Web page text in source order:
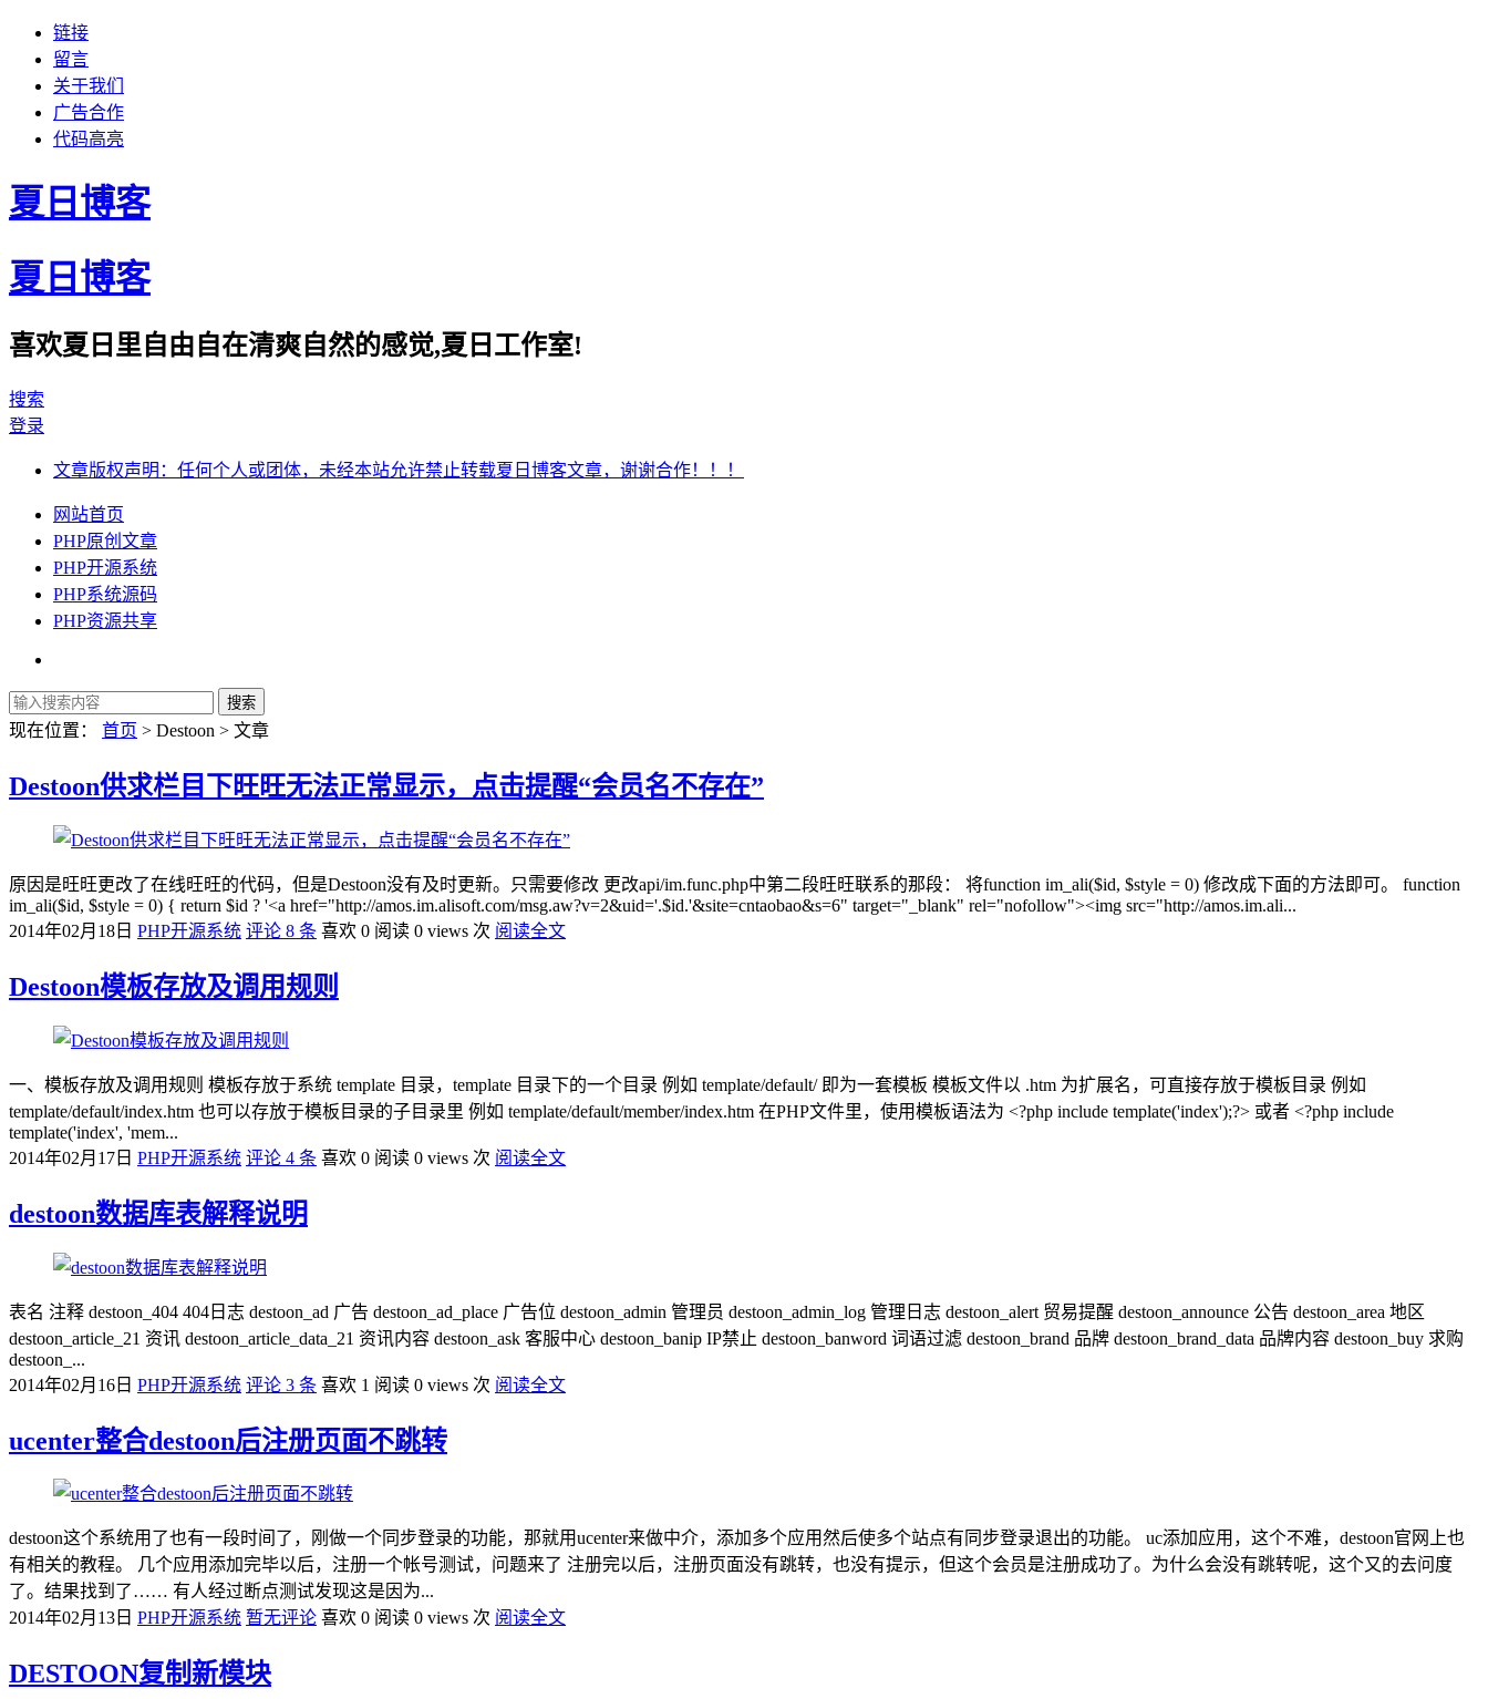
链接
留言
关于我们
广告合作
代码高亮
夏日博客
夏日博客
喜欢夏日里自由自在清爽自然的感觉,夏日工作室!
搜索
登录
文章版权声明：任何个人或团体，未经本站允许禁止转载夏日博客文章，谢谢合作！！！
网站首页
PHP原创文章
PHP开源系统
PHP系统源码
PHP资源共享
现在位置： 首页 > Destoon > 文章
Destoon供求栏目下旺旺无法正常显示，点击提醒“会员名不存在”
原因是旺旺更改了在线旺旺的代码，但是Destoon没有及时更新。只需要修改 更改api/im.func.php中第二段旺旺联系的那段： 将function im_ali($id, $style = 0) 修改成下面的方法即可。 function
im_ali($id, $style = 0) { return $id ? '<a href="http://amos.im.alisoft.com/msg.aw?v=2&uid='.$id.'&site=cntaobao&s=6" target="_blank" rel="nofollow"><img src="http://amos.im.ali...
2014年02月18日 PHP开源系统 评论 8 条 喜欢 0 阅读 0 views 次 阅读全文
Destoon模板存放及调用规则
一、模板存放及调用规则 模板存放于系统 template 目录，template 目录下的一个目录 例如 template/default/ 即为一套模板 模板文件以 .htm 为扩展名，可直接存放于模板目录 例如
template/default/index.htm 也可以存放于模板目录的子目录里 例如 template/default/member/index.htm 在PHP文件里，使用模板语法为 <?php include template('index');?> 或者 <?php include
template('index', 'mem...
2014年02月17日 PHP开源系统 评论 4 条 喜欢 0 阅读 0 views 次 阅读全文
destoon数据库表解释说明
表名 注释 destoon_404 404日志 destoon_ad 广告 destoon_ad_place 广告位 destoon_admin 管理员 destoon_admin_log 管理日志 destoon_alert 贸易提醒 destoon_announce 公告 destoon_area 地区
destoon_article_21 资讯 destoon_article_data_21 资讯内容 destoon_ask 客服中心 destoon_banip IP禁止 destoon_banword 词语过滤 destoon_brand 品牌 destoon_brand_data 品牌内容 destoon_buy 求购
destoon_...
2014年02月16日 PHP开源系统 评论 3 条 喜欢 1 阅读 0 views 次 阅读全文
ucenter整合destoon后注册页面不跳转
destoon这个系统用了也有一段时间了，刚做一个同步登录的功能，那就用ucenter来做中介，添加多个应用然后使多个站点有同步登录退出的功能。 uc添加应用，这个不难，destoon官网上也
有相关的教程。 几个应用添加完毕以后，注册一个帐号测试，问题来了 注册完以后，注册页面没有跳转，也没有提示，但这个会员是注册成功了。为什么会没有跳转呢，这个又的去问度
了。结果找到了…… 有人经过断点测试发现这是因为...
2014年02月13日 PHP开源系统 暂无评论 喜欢 0 阅读 0 views 次 阅读全文
DESTOON复制新模块